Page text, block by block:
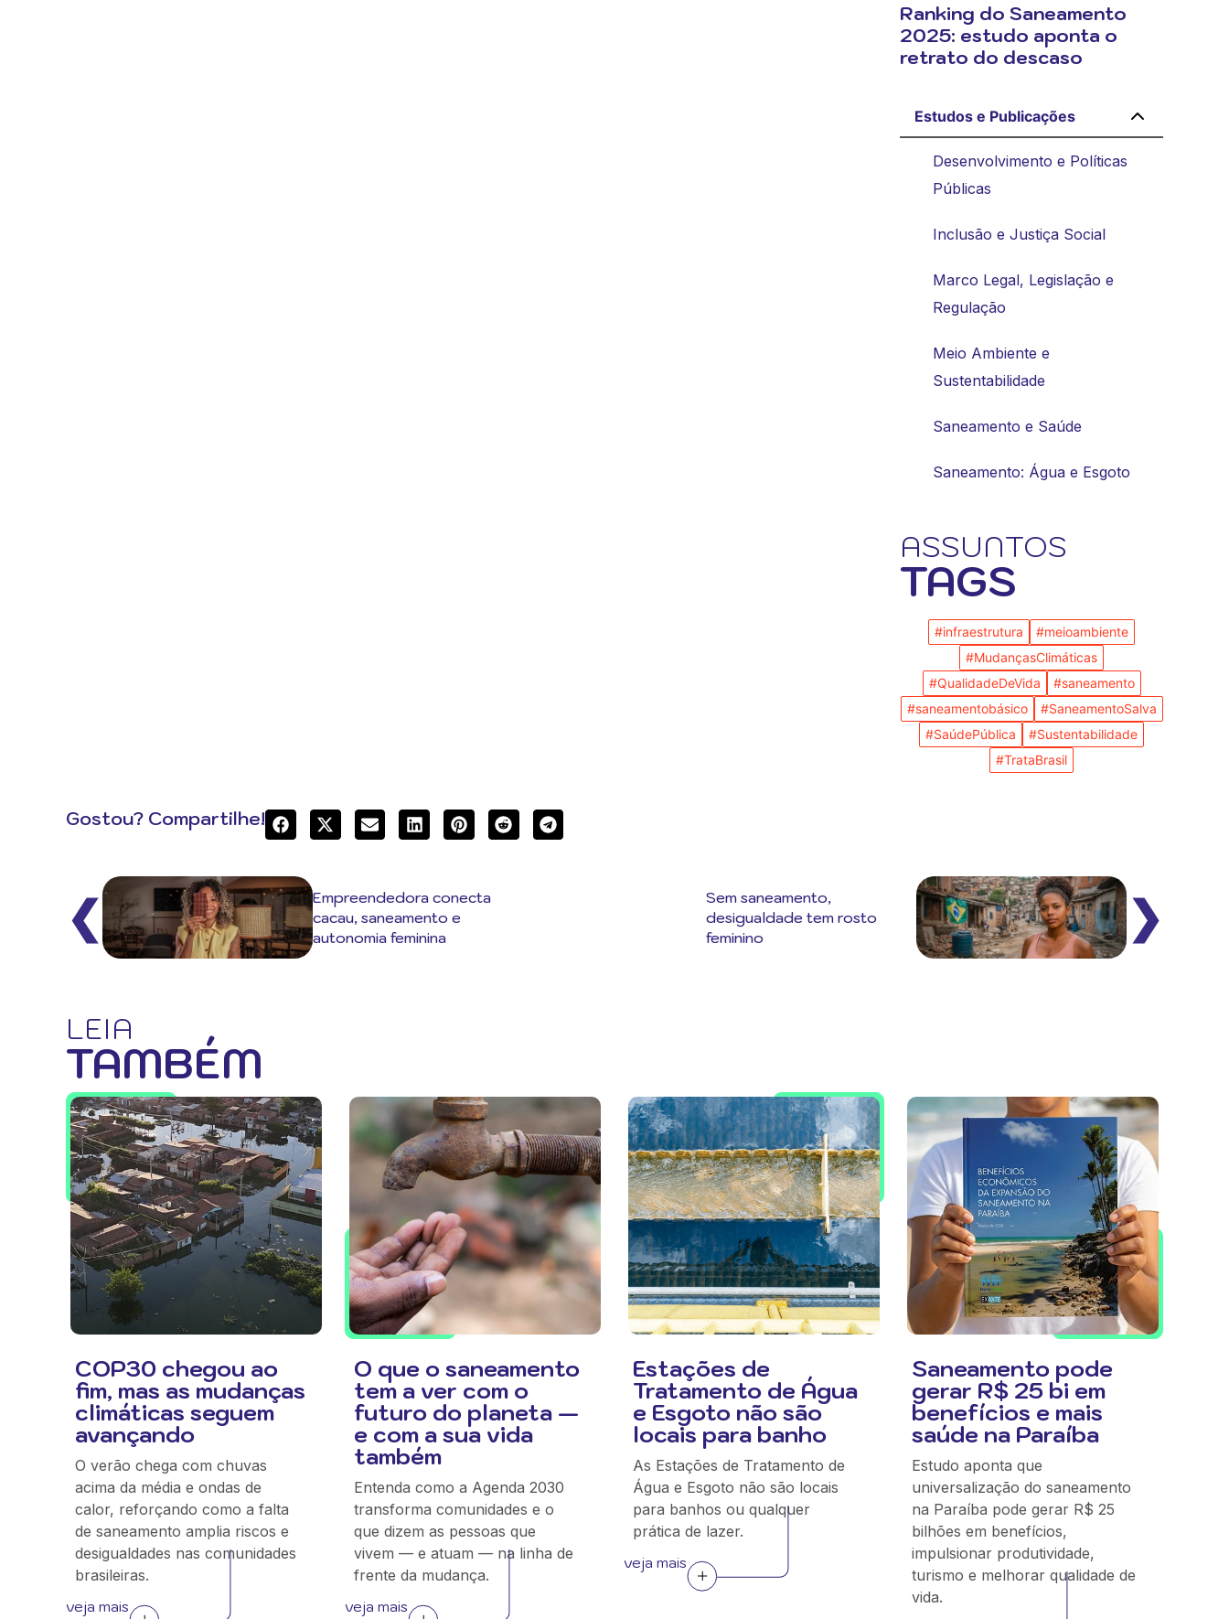
Ranking do Saneamento
2025: estudo aponta o
retrato do descaso
Estudos e Publicações
Desenvolvimento e Políticas
Públicas
Inclusão e Justiça Social
Marco Legal, Legislação e
Regulação
Meio Ambiente e
Sustentabilidade
Saneamento e Saúde
Saneamento: Água e Esgoto
ASSUNTOS
TAGS
#infraestrutura
#meioambiente
#MudançasClimáticas
#QualidadeDeVida
#saneamento
#saneamentobásico
#SaneamentoSalva
#SaúdePública
#Sustentabilidade
#TrataBrasil
Gostou? Compartilhe!
❮
Empreendedora conecta
cacau, saneamento e
autonomia feminina
Sem saneamento,
desigualdade tem rosto
feminino
❯
LEIA
TAMBÉM
COP30 chegou ao
fim, mas as mudanças
climáticas seguem
avançando
O verão chega com chuvas
acima da média e ondas de
calor, reforçando como a falta
de saneamento amplia riscos e
desigualdades nas comunidades
brasileiras.
veja mais
O que o saneamento
tem a ver com o
futuro do planeta —
e com a sua vida
também
Entenda como a Agenda 2030
transforma comunidades e o
que dizem as pessoas que
vivem — e atuam — na linha de
frente da mudança.
veja mais
Estações de
Tratamento de Água
e Esgoto não são
locais para banho
As Estações de Tratamento de
Água e Esgoto não são locais
para banhos ou qualquer
prática de lazer.
veja mais
Saneamento pode
gerar R$ 25 bi em
benefícios e mais
saúde na Paraíba
Estudo aponta que
universalização do saneamento
na Paraíba pode gerar R$ 25
bilhões em benefícios,
impulsionar produtividade,
turismo e melhorar qualidade de
vida.